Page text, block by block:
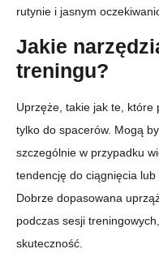
rutynie i jasnym
Jakie
treningu?
Uprzęże, takie jak te, które
tylko do spacerów. Mogą
szczególnie w przypadku
tendencję do ciągnięcia
Dobrze dopasowana
podczas sesji
skuteczność.